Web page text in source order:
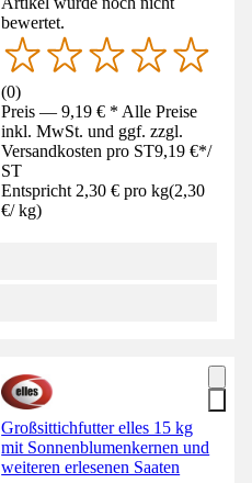
bewertet.
(0)
Preis — 9,19 € * Alle Preise
inkl. MwSt. und ggf. zzgl.
Versandkosten pro ST9,19 €*/
ST
Entspricht 2,30 € pro kg(2,30
€/ kg)
Großsittichfutter elles 15 kg
mit Sonnenblumenkernen und
weiteren erlesenen Saaten